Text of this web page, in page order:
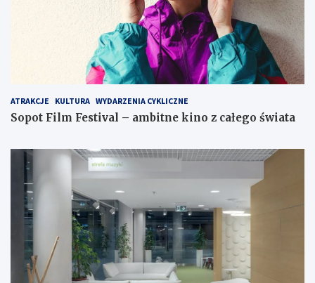
ATRAKCJE KULTURA WYDARZENIA CYKLICZNE
Sopot Film Festival – ambitne kino z całego świata